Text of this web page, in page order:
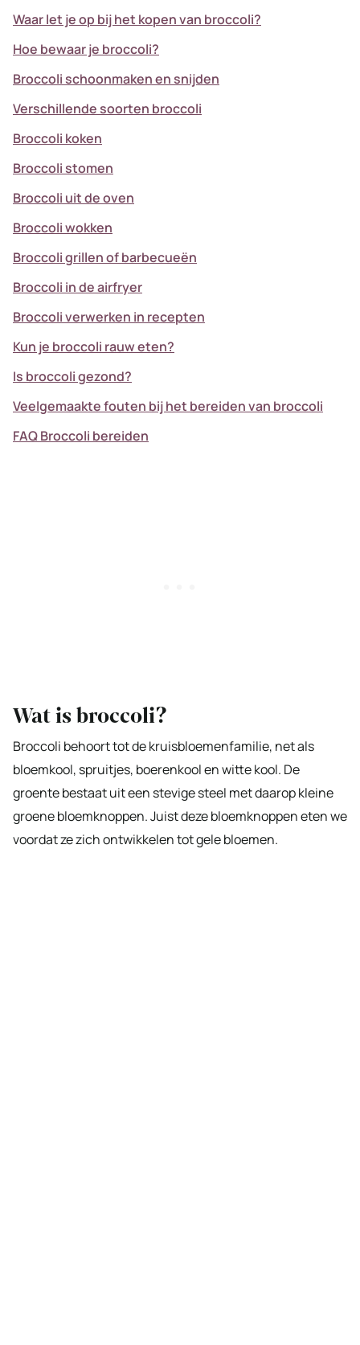
Waar let je op bij het kopen van broccoli?
Hoe bewaar je broccoli?
Broccoli schoonmaken en snijden
Verschillende soorten broccoli
Broccoli koken
Broccoli stomen
Broccoli uit de oven
Broccoli wokken
Broccoli grillen of barbecueën
Broccoli in de airfryer
Broccoli verwerken in recepten
Kun je broccoli rauw eten?
Is broccoli gezond?
Veelgemaakte fouten bij het bereiden van broccoli
FAQ Broccoli bereiden
Wat is broccoli?
Broccoli behoort tot de kruisbloemenfamilie, net als
bloemkool, spruitjes, boerenkool en witte kool. De
groente bestaat uit een stevige steel met daarop kleine
groene bloemknoppen. Juist deze bloemknoppen eten we
voordat ze zich ontwikkelen tot gele bloemen.